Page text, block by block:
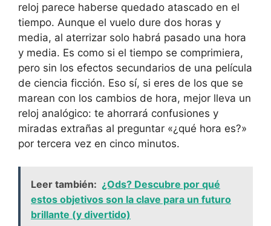
reloj parece haberse quedado atascado en el
tiempo. Aunque el vuelo dure dos horas y
media, al aterrizar solo habrá pasado una hora
y media. Es como si el tiempo se comprimiera,
pero sin los efectos secundarios de una película
de ciencia ficción. Eso sí, si eres de los que se
marean con los cambios de hora, mejor lleva un
reloj analógico: te ahorrará confusiones y
miradas extrañas al preguntar «¿qué hora es?»
por tercera vez en cinco minutos.
Leer también: ¿Ods? Descubre por qué
estos objetivos son la clave para un futuro
brillante (y divertido)